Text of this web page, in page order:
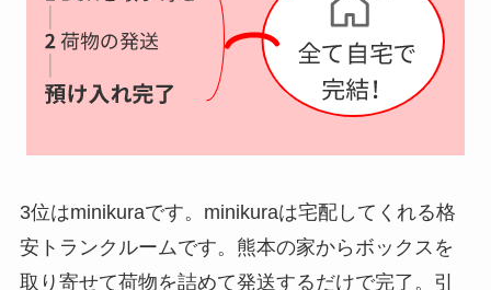
3位はminikuraです。minikuraは宅配してくれる格
安トランクルームです。熊本の家からボックスを
取り寄せて荷物を詰めて発送するだけで完了。引